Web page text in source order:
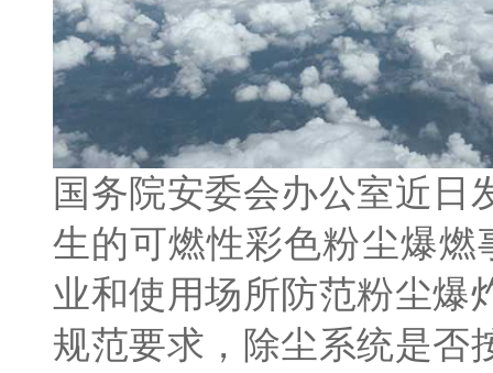
国务院安委会办公室近日
生的可燃性彩色粉尘爆燃
业和使用场所防范粉尘爆
规范要求，除尘系统是否